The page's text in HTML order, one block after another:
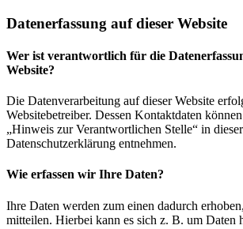
Datenerfassung auf dieser Website
Wer ist verantwortlich für die
Website?
Die Datenverarbeitung auf dieser Website
Websitebetreiber. Dessen Kontaktdaten
„Hinweis zur Verantwortlichen Stelle“ in dieser
Datenschutzerklärung entnehmen.
Wie erfassen wir Ihre Daten?
Ihre Daten werden zum einen dadurch
mitteilen. Hierbei kann es sich z. B. um Daten